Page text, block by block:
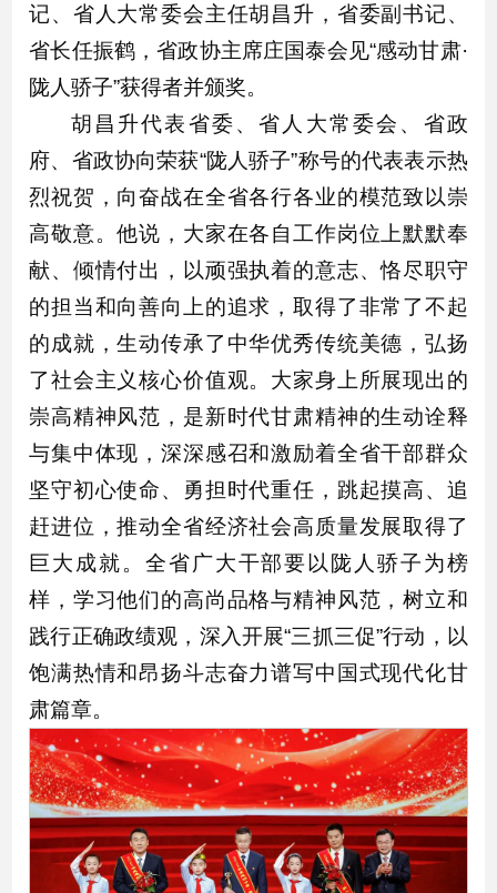
记、省人大常委会主任胡昌升，省委副书记、
省长任振鹤，省政协主席庄国泰会见“感动甘肃·
陇人骄子”获得者并颁奖。
胡昌升代表省委、省人大常委会、省政
府、省政协向荣获“陇人骄子”称号的代表表示热
烈祝贺，向奋战在全省各行各业的模范致以崇
高敬意。他说，大家在各自工作岗位上默默奉
献、倾情付出，以顽强执着的意志、恪尽职守
的担当和向善向上的追求，取得了非常了不起
的成就，生动传承了中华优秀传统美德，弘扬
了社会主义核心价值观。大家身上所展现出的
崇高精神风范，是新时代甘肃精神的生动诠释
与集中体现，深深感召和激励着全省干部群众
坚守初心使命、勇担时代重任，跳起摸高、追
赶进位，推动全省经济社会高质量发展取得了
巨大成就。全省广大干部要以陇人骄子为榜
样，学习他们的高尚品格与精神风范，树立和
践行正确政绩观，深入开展“三抓三促”行动，以
饱满热情和昂扬斗志奋力谱写中国式现代化甘
肃篇章。